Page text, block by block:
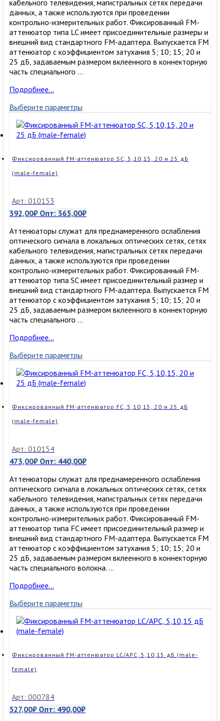
кабельного телевидения, магистральных сетях передачи
данных, а также используются при проведении
контрольно-измерительных работ. Фиксированный FM-
аттенюатор типа LC имеет присоединительные размеры и
внешний вид стандартного FM-адаптера. Выпускается FM
аттенюатор с коэффициентом затухания 5; 10; 15; 20 и
25 дБ, задаваемым размером вклеенного в коннекторную
часть специального …
Фиксированный
аттенюатор
LC/UPC,
4,
7,
15,
20
и
25
дБ
(male-
female)
Подробнее…
Выберите параметры
Фиксированный FM-аттенюатор SC, 5,10,15, 20 и 25 дБ
(male-female)
Арт: 010153
392,00₽ Опт: 365,00₽
Аттенюаторы служат для преднамеренного ослабления
оптического сигнала в локальных оптических сетях, сетях
кабельного телевидения, магистральных сетях передачи
данных, а также используются при проведении
контрольно-измерительных работ. Фиксированный FM-
аттенюатор типа SC имеет присоединительный размер и
внешний вид стандартного FM-адаптера. Выпускается FM
аттенюатор с коэффициентом затухания 5; 10; 15; 20 и
25 дБ, задаваемым размером вклеенного в коннекторную
часть специального …
Фиксированный
аттенюатор
SC,
5,10,15,
20
25
(male-
Подробнее…
Выберите параметры
Фиксированный FM-аттенюатор FC, 5,10,15, 20 и 25 дБ
(male-female)
Арт: 010154
473,00₽ Опт: 440,00₽
Аттенюаторы служат для преднамеренного ослабления
оптического сигнала в локальных оптических сетях, сетях
кабельного телевидения, магистральных сетях передачи
данных, а также используются при проведении
контрольно-измерительных работ. Фиксированный FM-
аттенюатор типа FC имеет присоединительный размер и
внешний вид стандартного FM-адаптера. Выпускается FM
аттенюатор с коэффициентом затухания 5; 10; 15; 20 и
25 дБ, задаваемым размером вклеенного в коннекторную
часть специального волокна. …
Фиксированный
аттенюатор
FC,
5,10,15,
20
25
(male-
Подробнее…
Выберите параметры
Фиксированный FM-аттенюатор LC/APC, 5,10,15 дБ (male-
female)
Арт: 000784
527,00₽ Опт: 490,00₽